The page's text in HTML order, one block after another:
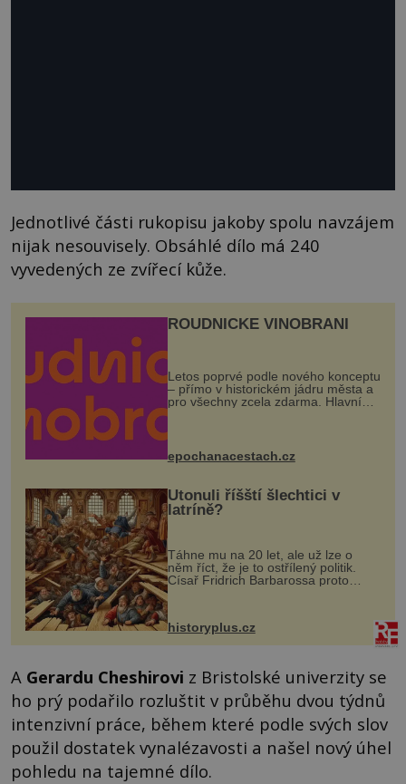
Jednotlivé části rukopisu jakoby spolu navzájem
nijak nesouvisely. Obsáhlé dílo má 240
vyvedených ze zvířecí kůže.
ROUDNICKÉ VINOBRANÍ
Letos poprvé podle nového konceptu
– přímo v historickém jádru města a
pro všechny zcela zdarma. Hlavní
program se odehraje na Karlově a
mohou těšit na víno, burčák, pes...
epochanacestach.cz
Utonuli říšští šlechtici v
latríně?
Táhne mu na 20 let, ale už lze o
něm říct, že je to ostřílený politik.
Císař Fridrich Barbarossa proto
posílá svého syna a dědice Jindřicha
VI. do Erfurtu, aby se stal
prostředníkem při řešení sporu m...
historyplus.cz
A Gerardu Cheshirovi z Bristolské univerzity se
ho prý podařilo rozluštit v průběhu dvou týdnů
intenzivní práce, během které podle svých slov
použil dostatek vynalézavosti a našel nový úhel
pohledu na tajemné dílo.